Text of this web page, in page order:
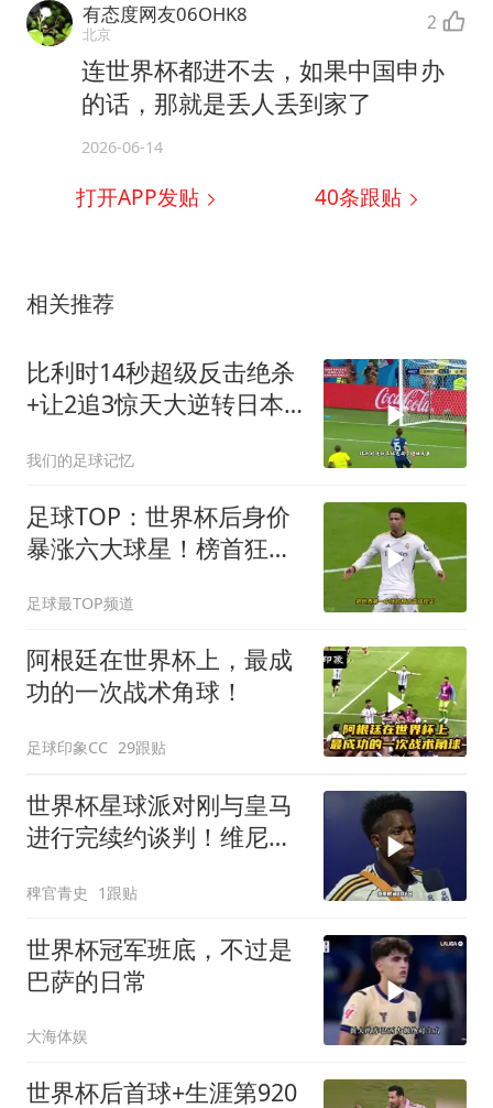
有态度网友06OHK8
北京 2
连世界杯都进不去，如果中国申办
的话，那就是丢人丢到家了
2026-06-14
打开APP发贴 40条跟贴
相关推荐
比利时14秒超级反击绝杀
+让2追3惊天大逆转日本
我们的足球记忆
足球TOP：世界杯后身价
暴涨六大球星！榜首狂涨
足球最TOP频道
阿根廷在世界杯上，最成
功的一次战术角球！
足球印象CC 29跟贴
世界杯星球派对刚与皇马
进行完续约谈判！维尼修
帖子和个人简介！维尼修
斯
稗官青史 1跟贴
世界杯冠军班底，不过是
巴萨的日常
大海体娱
世界杯后首球+生涯第920